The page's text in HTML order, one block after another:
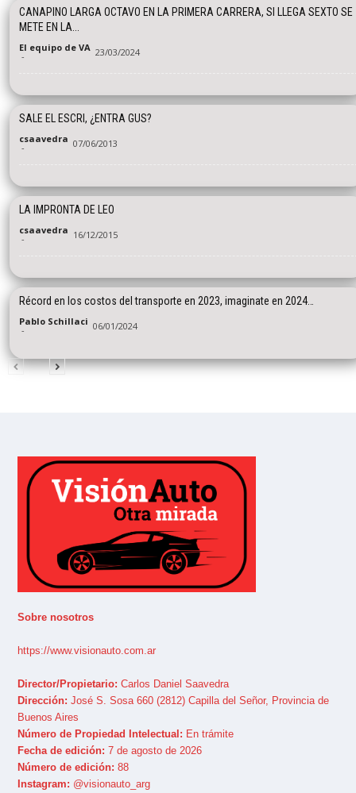
CANAPINO LARGA OCTAVO EN LA PRIMERA CARRERA, SI LLEGA SEXTO SE
METE EN LA...
El equipo de VA
- 23/03/2024
SALE EL ESCRI, ¿ENTRA GUS?
csaavedra
- 07/06/2013
LA IMPRONTA DE LEO
csaavedra
- 16/12/2015
Récord en los costos del transporte en 2023, imaginate en 2024…
Pablo Schillaci
- 06/01/2024
Sobre nosotros
https://www.visionauto.com.ar
Director/Propietario: Carlos Daniel Saavedra
Dirección: José S. Sosa 660 (2812) Capilla del Señor, Provincia de
Buenos Aires
Número de Propiedad Intelectual: En trámite
Fecha de edición: 7 de agosto de 2026
Número de edición: 88
Instagram: @visionauto_arg